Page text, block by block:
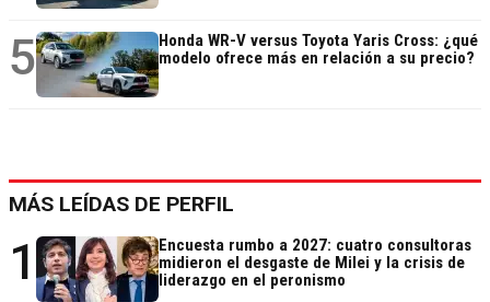
5
Honda WR-V versus Toyota Yaris Cross: ¿qué
modelo ofrece más en relación a su precio?
MÁS LEÍDAS DE PERFIL
1
Encuesta rumbo a 2027: cuatro consultoras
midieron el desgaste de Milei y la crisis de
liderazgo en el peronismo